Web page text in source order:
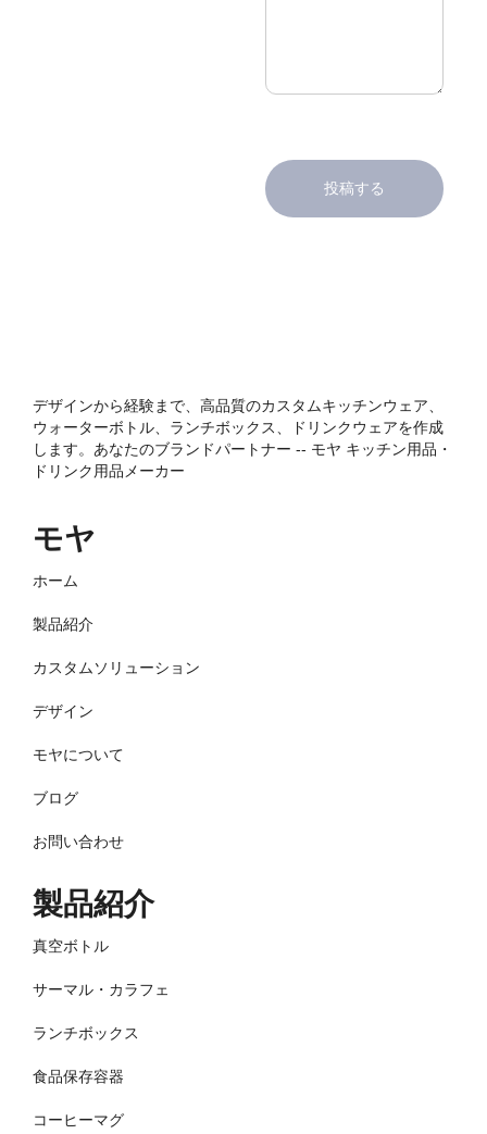
投稿する
デザインから経験まで、高品質のカスタムキッチンウェア、
ウォーターボトル、ランチボックス、ドリンクウェアを作成
します。あなたのブランドパートナー -- モヤ キッチン用品・
ドリンク用品メーカー
モヤ
ホーム
製品紹介
カスタムソリューション
デザイン
モヤについて
ブログ
お問い合わせ
製品紹介
真空ボトル
サーマル・カラフェ
ランチボックス
食品保存容器
コーヒーマグ